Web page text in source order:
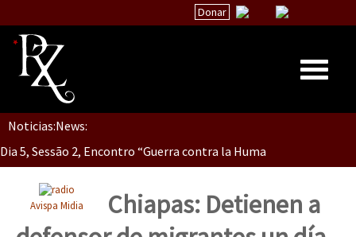
Donar
Inicio
Quiénes Somos
La palabra del EZLN
Noticias:News:
Dia 5, Sessão 2, Encontro “Guerra contra la Humanidad”
Dia 5, sessão 1, do Encontro “Guerra contra a Humanidade”(As
Dia 4 – Encontro “Guerra contra a Humanidade” (As populações
Avispa Midia
Chiapas: Detienen a